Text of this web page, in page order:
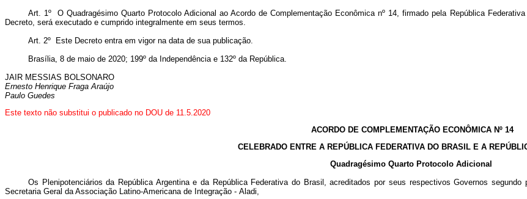
Art. 1º O Quadragésimo Quarto Protocolo Adicional ao Acordo de Complementação Econômica nº 14, firmado pela República
Decreto, será executado e cumprido integralmente em seus termos.
Art. 2º Este Decreto entra em vigor na data de sua publicação.
Brasília, 8 de maio de 2020; 199º da Independência e 132º da República.
JAIR MESSIAS BOLSONARO
Ernesto Henrique Fraga Araújo
Paulo Guedes
Este texto não substitui o publicado no DOU de 11.5.2020
ACORDO DE COMPLEMENTAÇÃO ECONÔMICA Nº 14
CELEBRADO ENTRE A REPÚBLICA FEDERATIVA DO BRASIL E A
Quadragésimo Quarto Protocolo Adicional
Os Plenipotenciários da República Argentina e da República Federativa do Brasil, acreditados por seus respectivos Governos
Secretaria Geral da Associação Latino-Americana de Integração - Aladi,